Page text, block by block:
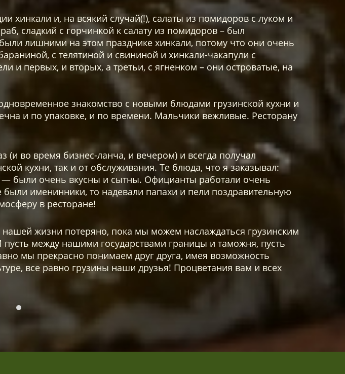
хинкали и, на всякий случай(!), салаты из помидоров с луком и
сладкий с горчинкой к салату из помидоров – был
лишними на этом празднике хинкали, потому что они очень
с телятиной и свининой и хинкали-чакапули с
и первых, и вторых, а третьи, с ягненком – они островатые, на
знакомство с новыми блюдами грузинской кухни и
и по упаковке, и по времени. Мальчики вежливые. Ресторану
(и во время бизнес-ланча, и вечером) и всегда получал
кухни, так и от обслуживания. Те блюда, что я заказывал:
были очень вкусны и сытны. Официанты работали очень
были именинники, то надевали папахи и пели поздравительную
в ресторане!
жизни потеряно, пока мы можем наслаждаться грузинским
между нашими государствами границы и таможня, пусть
мы прекрасно понимаем друг друга, имея возможность
все равно грузины наши друзья! Процветания вам и всех